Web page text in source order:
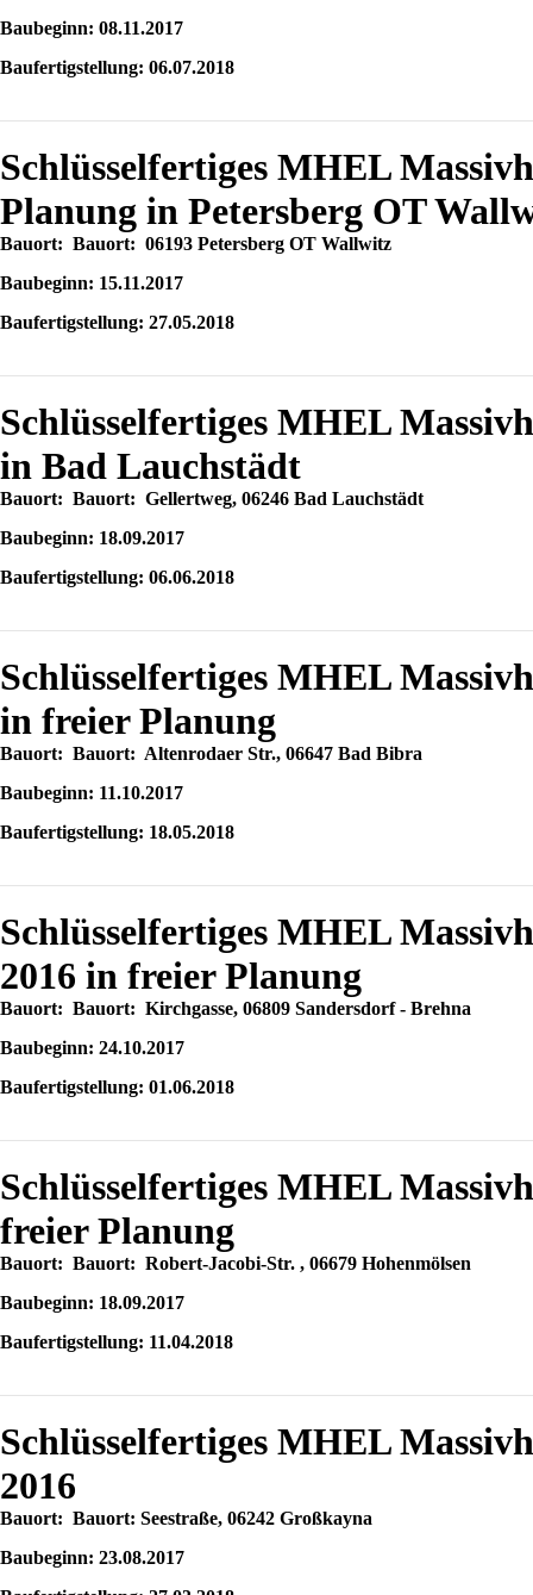
Baubeginn: 08.11.2017
Baufertigstellung: 06.07.2018
Schlüsselfertiges MHEL
Planung in Petersberg OT
Bauort: Bauort: 06193 Petersberg OT Wallwitz
Baubeginn: 15.11.2017
Baufertigstellung: 27.05.2018
Schlüsselfertiges MHEL
in Bad Lauchstädt
Bauort: Bauort: Gellertweg, 06246 Bad Lauchstädt
Baubeginn: 18.09.2017
Baufertigstellung: 06.06.2018
Schlüsselfertiges MHEL
in freier Planung
Bauort: Bauort: Altenrodaer Str., 06647 Bad Bibra
Baubeginn: 11.10.2017
Baufertigstellung: 18.05.2018
Schlüsselfertiges MHEL
2016 in freier Planung
Bauort: Bauort: Kirchgasse, 06809 Sandersdorf - Brehna
Baubeginn: 24.10.2017
Baufertigstellung: 01.06.2018
Schlüsselfertiges MHEL
freier Planung
Bauort: Bauort: Robert-Jacobi-Str. , 06679 Hohenmölsen
Baubeginn: 18.09.2017
Baufertigstellung: 11.04.2018
Schlüsselfertiges MHEL
2016
Bauort: Bauort: Seestraße, 06242 Großkayna
Baubeginn: 23.08.2017